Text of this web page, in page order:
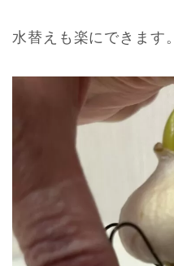
水替えも楽にできます。